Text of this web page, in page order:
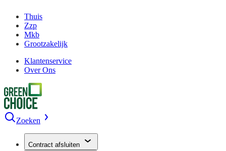
Thuis
Zzp
Mkb
Grootzakelijk
Klantenservice
Over Ons
Zoeken
Contract afsluiten